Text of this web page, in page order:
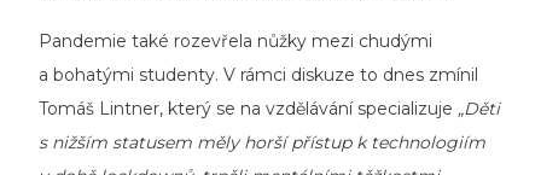
Pandemie také rozevřela nůžky mezi chudými
a bohatými studenty. V rámci diskuze to dnes zmínil
Tomáš Lintner, který se na vzdělávání specializuje „Děti
s nižším statusem měly horší přístup k technologiím